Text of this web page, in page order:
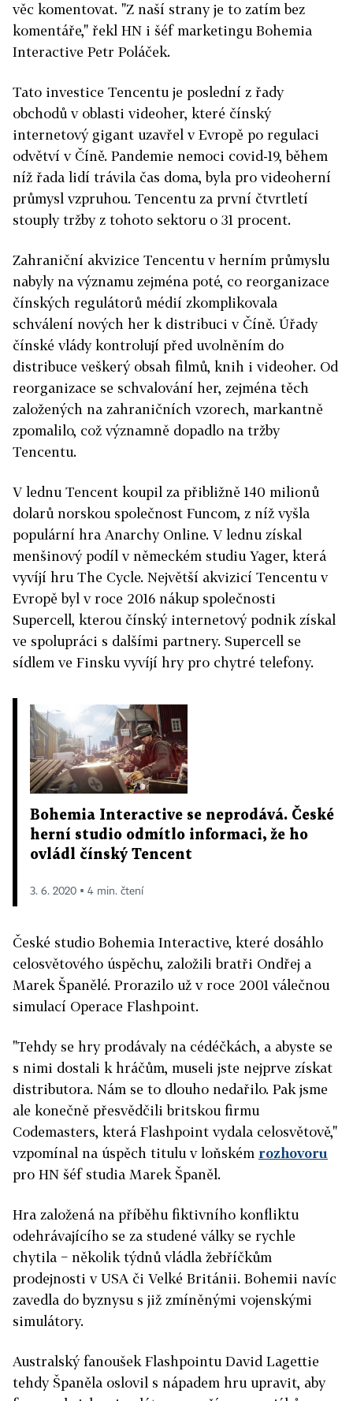
věc komentovat. "Z naší strany je to zatím bez
komentáře," řekl HN i šéf marketingu Bohemia
Interactive Petr Poláček.
Tato investice Tencentu je poslední z řady
obchodů v oblasti videoher, které čínský
internetový gigant uzavřel v Evropě po regulaci
odvětví v Číně. Pandemie nemoci covid-19, během
níž řada lidí trávila čas doma, byla pro videoherní
průmysl vzpruhou. Tencentu za první čtvrtletí
stouply tržby z tohoto sektoru o 31 procent.
Zahraniční akvizice Tencentu v herním průmyslu
nabyly na významu zejména poté, co reorganizace
čínských regulátorů médií zkomplikovala
schválení nových her k distribuci v Číně. Úřady
čínské vlády kontrolují před uvolněním do
distribuce veškerý obsah filmů, knih i videoher. Od
reorganizace se schvalování her, zejména těch
založených na zahraničních vzorech, markantně
zpomalilo, což významně dopadlo na tržby
Tencentu.
V lednu Tencent koupil za přibližně 140 milionů
dolarů norskou společnost Funcom, z níž vyšla
populární hra Anarchy Online. V lednu získal
menšinový podíl v německém studiu Yager, která
vyvíjí hru The Cycle. Největší akvizicí Tencentu v
Evropě byl v roce 2016 nákup společnosti
Supercell, kterou čínský internetový podnik získal
ve spolupráci s dalšími partnery. Supercell se
sídlem ve Finsku vyvíjí hry pro chytré telefony.
Bohemia Interactive se neprodává. České
herní studio odmítlo informaci, že ho
ovládl čínský Tencent
3. 6. 2020 ▪ 4 min. čtení
České studio Bohemia Interactive, které dosáhlo
celosvětového úspěchu, založili bratři Ondřej a
Marek Španělé. Prorazilo už v roce 2001 válečnou
simulací Operace Flashpoint.
"Tehdy se hry prodávaly na cédéčkách, a abyste se
s nimi dostali k hráčům, museli jste nejprve získat
distributora. Nám se to dlouho nedařilo. Pak jsme
ale konečně přesvědčili britskou firmu
Codemasters, která Flashpoint vydala celosvětově,"
vzpomínal na úspěch titulu v loňském rozhovoru
pro HN šéf studia Marek Španěl.
Hra založená na příběhu fiktivního konfliktu
odehrávajícího se za studené války se rychle
chytila − několik týdnů vládla žebříčkům
prodejnosti v USA či Velké Británii. Bohemii navíc
zavedla do byznysu s již zmíněnými vojenskými
simulátory.
Australský fanoušek Flashpointu David Lagettie
tehdy Španěla oslovil s nápadem hru upravit, aby